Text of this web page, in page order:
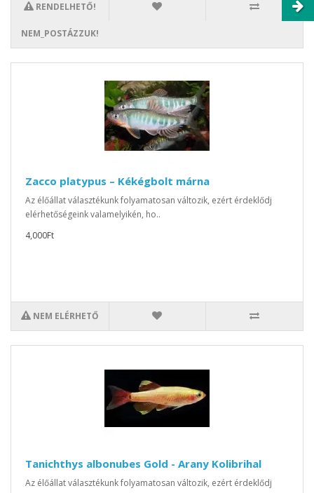
RENDELHETŐ!
NEM_POSTÁZZUK!
Zacco platypus – Kékégbolt márna
Az élőállat választékunk folyamatosan változik, ezért érdeklődj
elérhetőségeink valamelyikén, ho..
4,000Ft
NEM ELÉRHETŐ
Tanichthys albonubes Gold - Arany Kolibrihal
Az élőállat választékunk folyamatosan változik, ezért érdeklődj